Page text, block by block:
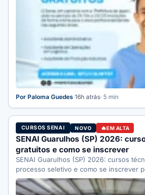
Por Paloma Guedes·16h atrás· 5 min
CURSOS SENAI NOVO EM ALTA
SENAI Guarulhos (SP) 2026:
gratuitos e como se inscrever
SENAI Guarulhos (SP) 2026: cursos
processo seletivo e como se inscrever
completo.